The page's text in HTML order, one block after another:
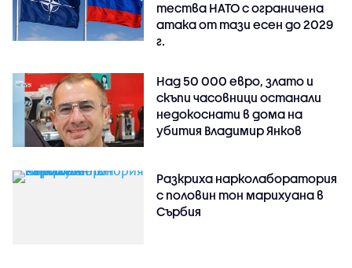
тества НАТО с ограничена
атака от тази есен до 2029
г.
Над 50 000 евро, злато и
скъпи часовници останали
недокоснати в дома на
убития Владимир Янков
Разкриха нарколаборатория
с половин тон марихуана в
Сърбия